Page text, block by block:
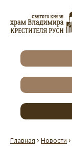
Главная › Новости ›